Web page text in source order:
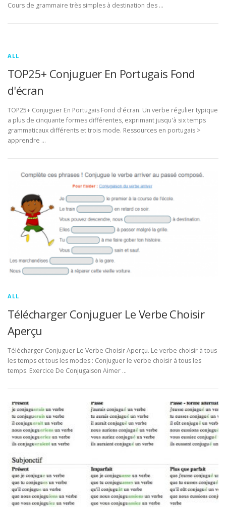
Cours de grammaire très simples à destination des …
ALL
TOP25+ Conjuguer En Portugais Fond
d'écran
TOP25+ Conjuguer En Portugais Fond d'écran. Un verbe régulier typique
a plus de cinquante formes différentes, exprimant jusqu'à six temps
grammaticaux différents et trois mode. Ressources en portugais >
apprendre …
ALL
Télécharger Conjuguer Le Verbe Choisir
Aperçu
Télécharger Conjuguer Le Verbe Choisir Aperçu. Le verbe choisir à tous
les temps et tous les modes : Conjuguer le verbe choisir à tous les
temps. Exercice De Conjugaison Aimer …